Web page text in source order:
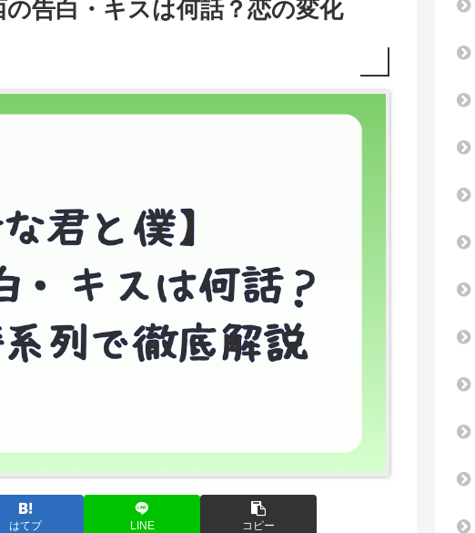
の告白・キスは何話？恋の変化
はてブ LINE コピー